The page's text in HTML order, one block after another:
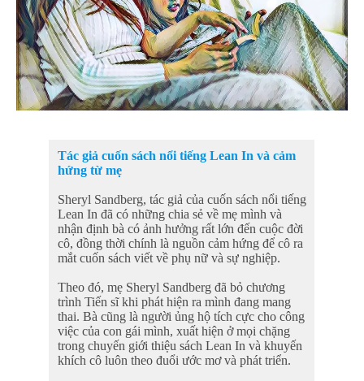
Tác giả cuốn sách nổi tiếng Lean In và cảm
hứng từ mẹ
Sheryl Sandberg, tác giả của cuốn sách nổi tiếng
Lean In đã có những chia sẻ về mẹ mình và
nhận định bà có ảnh hưởng rất lớn đến cuộc đời
cô, đồng thời chính là nguồn cảm hứng để cô ra
mắt cuốn sách viết về phụ nữ và sự nghiệp.
Theo đó, mẹ Sheryl Sandberg đã bỏ chương
trình Tiến sĩ khi phát hiện ra mình đang mang
thai. Bà cũng là người ủng hộ tích cực cho công
việc của con gái mình, xuất hiện ở mọi chặng
trong chuyến giới thiệu sách Lean In và khuyến
khích cô luôn theo đuổi ước mơ và phát triển.